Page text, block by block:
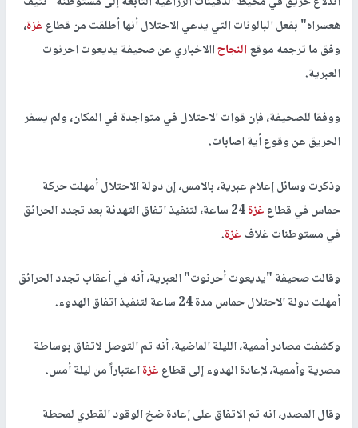
هعسراه" بفعل البالونات التي يدعي الاحتلال أنها أطلقت من قطاعغزة،
وفق ما ترجمه موقعالنجاحاالاخباري عن صحيفة يديعوت احرنوت
العبرية.
ووفقا للصحيفة، فإن قوات الاحتلال في متواجدة في المكان، ولم يسفر
الحريق عن وقوع أية اصابات.
وذكرت وسائل إعلام عبرية، بالامس، إن دولة الاحتلال أمهلت حركة
حماس في قطاعغزة
24 ساعة، لتنفيذ اتفاق التهدئة بعد تجدد الحرائق
في مستوطنات غلافغزة.
وقالت صحيفة "يديعوت أحرنوت" العبرية، أنه في أعقاب تجدد الحرائق
أمهلت دولة الاحتلال حماس مدة 24 ساعة لتنفيذ اتفاق الهدوء.
وكشفت مصادر أممية، الليلة الماضية، أنه تم التوصل لاتفاق بوساطة
مصرية وأممية، لإعادة الهدوء إلى قطاعغزةاعتباراً من ليلة أمس.
وقال المصدر، انه تم الاتفاق على إعادة ضخ الوقود القطري لمحطة